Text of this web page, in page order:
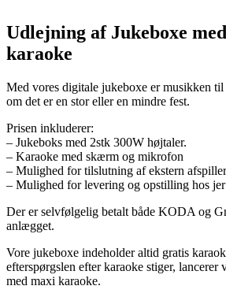
Udlejning af Jukeboxe
karaoke
Med vores digitale jukeboxe er musikken til
om det er en stor eller en mindre fest.
Prisen inkluderer:
– Jukeboks med 2stk 300W højtaler.
– Karaoke med skærm og mikrofon
– Mulighed for tilslutning af ekstern
– Mulighed for levering og opstilling hos
Der er selvfølgelig betalt både KODA og
anlægget.
Vore jukeboxe indeholder altid gratis
efterspørgslen efter karaoke stiger, lancerer
med maxi karaoke.